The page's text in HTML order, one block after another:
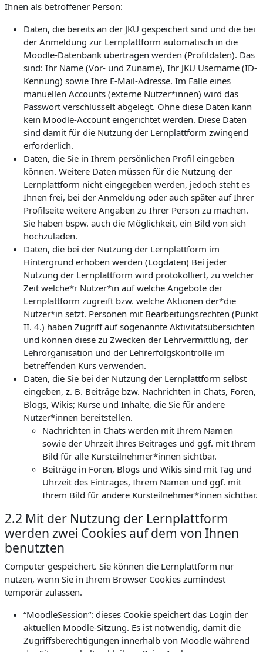
Ihnen als betroffener Person:
Daten, die bereits an der JKU gespeichert sind und die bei
der Anmeldung zur Lernplattform automatisch in die
Moodle-Datenbank übertragen werden (Profildaten). Das
sind: Ihr Name (Vor- und Zuname), Ihr JKU Username (ID-
Kennung) sowie Ihre E-Mail-Adresse. Im Falle eines
manuellen Accounts (externe Nutzer*innen) wird das
Passwort verschlüsselt abgelegt. Ohne diese Daten kann
kein Moodle-Account eingerichtet werden. Diese Daten
sind damit für die Nutzung der Lernplattform zwingend
erforderlich.
Daten, die Sie in Ihrem persönlichen Profil eingeben
können. Weitere Daten müssen für die Nutzung der
Lernplattform nicht eingegeben werden, jedoch steht es
Ihnen frei, bei der Anmeldung oder auch später auf Ihrer
Profilseite weitere Angaben zu Ihrer Person zu machen.
Sie haben bspw. auch die Möglichkeit, ein Bild von sich
hochzuladen.
Daten, die bei der Nutzung der Lernplattform im
Hintergrund erhoben werden (Logdaten) Bei jeder
Nutzung der Lernplattform wird protokolliert, zu welcher
Zeit welche*r Nutzer*in auf welche Angebote der
Lernplattform zugreift bzw. welche Aktionen der*die
Nutzer*in setzt. Personen mit Bearbeitungsrechten (Punkt
II. 4.) haben Zugriff auf sogenannte Aktivitätsübersichten
und können diese zu Zwecken der Lehrvermittlung, der
Lehrorganisation und der Lehrerfolgskontrolle im
betreffenden Kurs verwenden.
Daten, die Sie bei der Nutzung der Lernplattform selbst
eingeben, z. B. Beiträge bzw. Nachrichten in Chats, Foren,
Blogs, Wikis; Kurse und Inhalte, die Sie für andere
Nutzer*innen bereitstellen.
Nachrichten in Chats werden mit Ihrem Namen
sowie der Uhrzeit Ihres Beitrages und ggf. mit Ihrem
Bild für alle Kursteilnehmer*innen sichtbar.
Beiträge in Foren, Blogs und Wikis sind mit Tag und
Uhrzeit des Eintrages, Ihrem Namen und ggf. mit
Ihrem Bild für andere Kursteilnehmer*innen sichtbar.
2.2 Mit der Nutzung der Lernplattform
werden zwei Cookies auf dem von Ihnen
benutzten
Computer gespeichert. Sie können die Lernplattform nur
nutzen, wenn Sie in Ihrem Browser Cookies zumindest
temporär zulassen.
“MoodleSession“: dieses Cookie speichert das Login der
aktuellen Moodle-Sitzung. Es ist notwendig, damit die
Zugriffsberechtigungen innerhalb von Moodle während